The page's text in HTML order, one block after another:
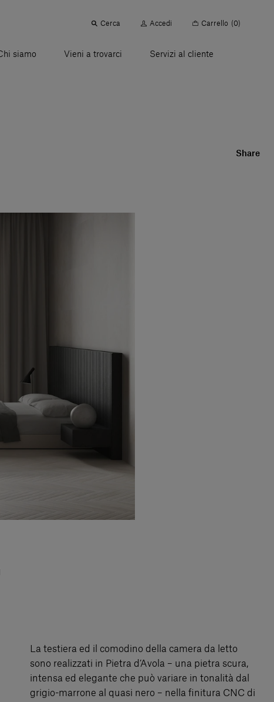
Cerca Accedi Carrello (0)
siamo Vieni a trovarci Servizi al cliente
Share
La testiera ed il comodino della camera da letto
sono realizzati in Pietra d’Avola – una pietra scura,
intensa ed elegante che può variare in tonalità dal
grigio-marrone al quasi nero – nella finitura CNC di